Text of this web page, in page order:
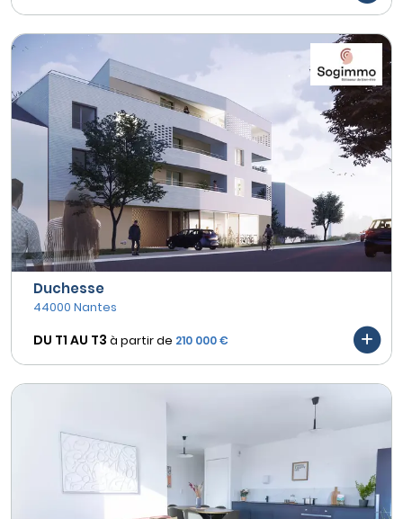
Duchesse
44000 Nantes
DU T1 AU T3 à partir de 210 000 €